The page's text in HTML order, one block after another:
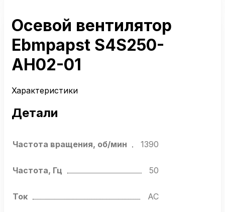
Осевой вентилятор
Ebmpapst S4S250-
AH02-01
Характеристики
Детали
Частота вращения, об/мин 1390
Частота, Гц 50
Ток AC